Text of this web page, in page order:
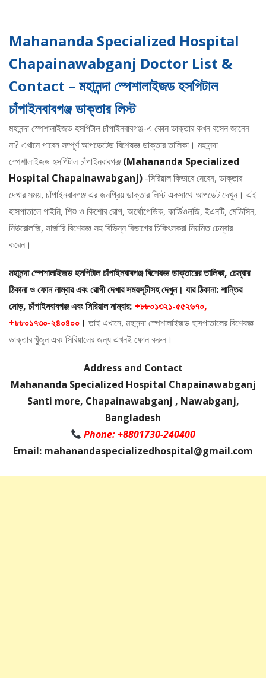
Mahananda Specialized Hospital
Chapainawabganj Doctor List &
Contact – মহানন্দা স্পেশালাইজড হসপিটাল
চাঁপাইনবাবগঞ্জ ডাক্তার লিস্ট
মহানন্দা স্পেশালাইজড হসপিটাল চাঁপাইনবাবগঞ্জ-এ কোন ডাক্তার কখন বসেন জানেন
না? এখানে পাবেন সম্পূর্ণ আপডেটেড বিশেষজ্ঞ ডাক্তার তালিকা। মহানন্দা
স্পেশালাইজড হসপিটাল চাঁপাইনবাবগঞ্জ (Mahananda Specialized
Hospital Chapainawabganj) -সিরিয়াল কিভাবে নেবেন, ডাক্তার
দেখার সময়, চাঁপাইনবাবগঞ্জ এর জনপ্রিয় ডাক্তার লিস্ট একসাথে আপডেট দেখুন। এই
হাসপাতালে গাইনি, শিশু ও কিশোর রোগ, অর্থোপেডিক, কার্ডিওলজি, ইএনটি, মেডিসিন,
নিউরোলজি, সার্জারি বিশেষজ্ঞ সহ বিভিন্ন বিভাগের চিকিৎসকরা নিয়মিত চেম্বার
করেন।
মহানন্দা স্পেশালাইজড হসপিটাল চাঁপাইনবাবগঞ্জ বিশেষজ্ঞ ডাক্তারের তালিকা, চেম্বার
ঠিকানা ও ফোন নাম্বার এবং রোগী দেখার সময়সূচীসহ দেখুন। যার ঠিকানা: শান্তির
মোড়, চাঁপাইনবাবগঞ্জ এবং সিরিয়াল নাম্বার: +৮৮০১৩২১-৫৫২৬৭০,
+৮৮০১৭৩০-২৪০৪০০ । তাই এখানে, মহানন্দা স্পেশালাইজড হাসপাতালের বিশেষজ্ঞ
ডাক্তার খুঁজুন এবং সিরিয়ালের জন্য এখনই ফোন করুন।
Address and Contact
Mahananda Specialized Hospital Chapainawabganj
Santi more, Chapainawabganj , Nawabganj,
Bangladesh
Phone: +8801730-240400
Email: mahanandaspecializedhospital@gmail.com